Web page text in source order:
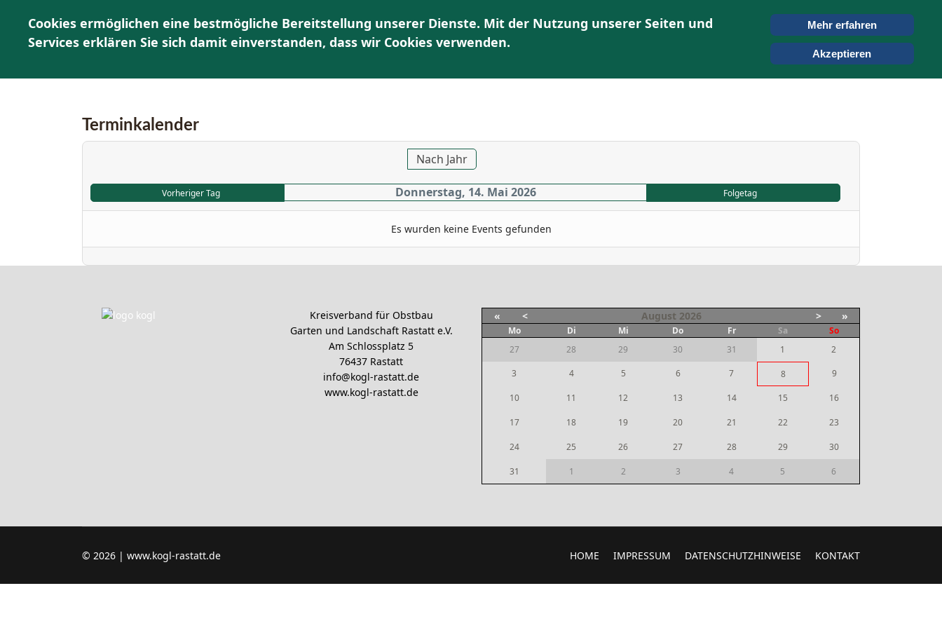
HOME ÜBER UNS AKTUELLES | TERMINE KONTAKT SUCHEN
Terminkalender
Nach Jahr
Vorheriger Tag Donnerstag, 14. Mai 2026 Folgetag
Es wurden keine Events gefunden
Kreisverband für Obstbau
Garten und Landschaft Rastatt e.V.
Am Schlossplatz 5
76437 Rastatt
info@kogl-rastatt.de
www.kogl-rastatt.de
« < August 2026 > »
Mo Di Mi Do Fr Sa
So
27
28 29 30 31 1
2
3
4 5 6 7 8 9
10 11 12 13 14 15 16
17 18 19 20 21 22 23
24 25 26 27 28 29 30
31 1 2 3 4 5 6
© 2026 | www.kogl-rastatt.de HOME IMPRESSUM DATENSCHUTZHINWEISE KONTAKT
Cookies ermöglichen eine bestmögliche Bereitstellung unserer Dienste. Mit der Nutzung unserer Seiten und
Services erklären Sie sich damit einverstanden, dass wir Cookies verwenden.
Mehr erfahren
Akzeptieren